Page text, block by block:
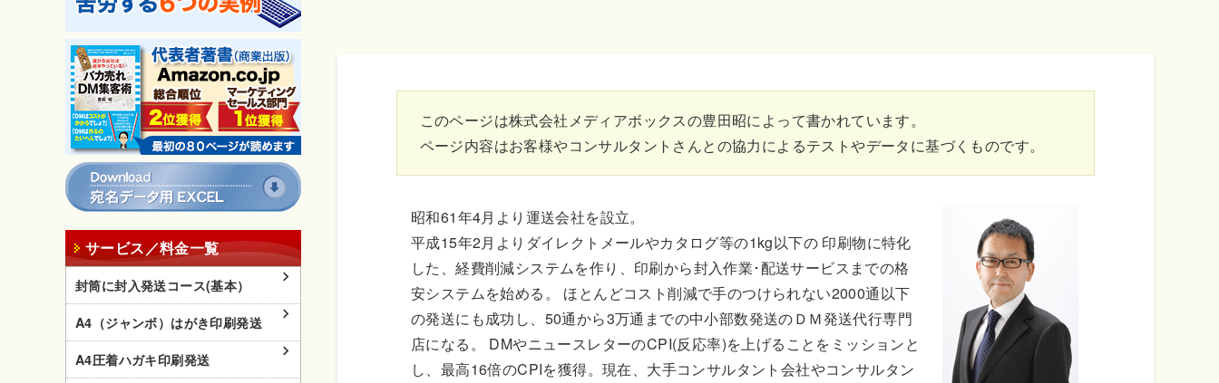
このページは株式会社メディアボックスの豊田昭によって書かれています。
ページ内容はお客様やコンサルタントさんとの協力によるテストやデータに基づくものです。
昭和61年4月より運送会社を設立。
平成15年2月よりダイレクトメールやカタログ等の1kg以下の 印刷物に特化
した、経費削減システムを作り、印刷から封入作業･配送サービスまでの格
安システムを始める。 ほとんどコスト削減で手のつけられない2000通以下
の発送にも成功し、50通から3万通までの中小部数発送のＤＭ発送代行専門
店になる。 DMやニュースレターのCPI(反応率)を上げることをミッションと
し、最高16倍のCPIを獲得。現在、大手コンサルタント会社やコンサルタン
サービス／料金一覧
封筒に封入発送コース(基本）
A4（ジャンボ）はがき印刷発送
A4圧着ハガキ印刷発送